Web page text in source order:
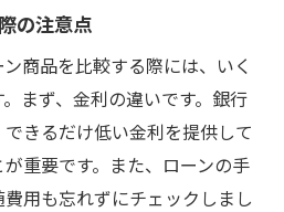
での物件価値を高める秘訣
で価値をプラスする方法
き出すホームステージング
を高めるエコ改修のすすめ
件の分析と差別化戦略
の注意点
商品を比較する際には、いく
まず、金利の違いです。銀行
きるだけ低い金利を提供して
重要です。また、ローンの手
用も忘れずにチェックしまし